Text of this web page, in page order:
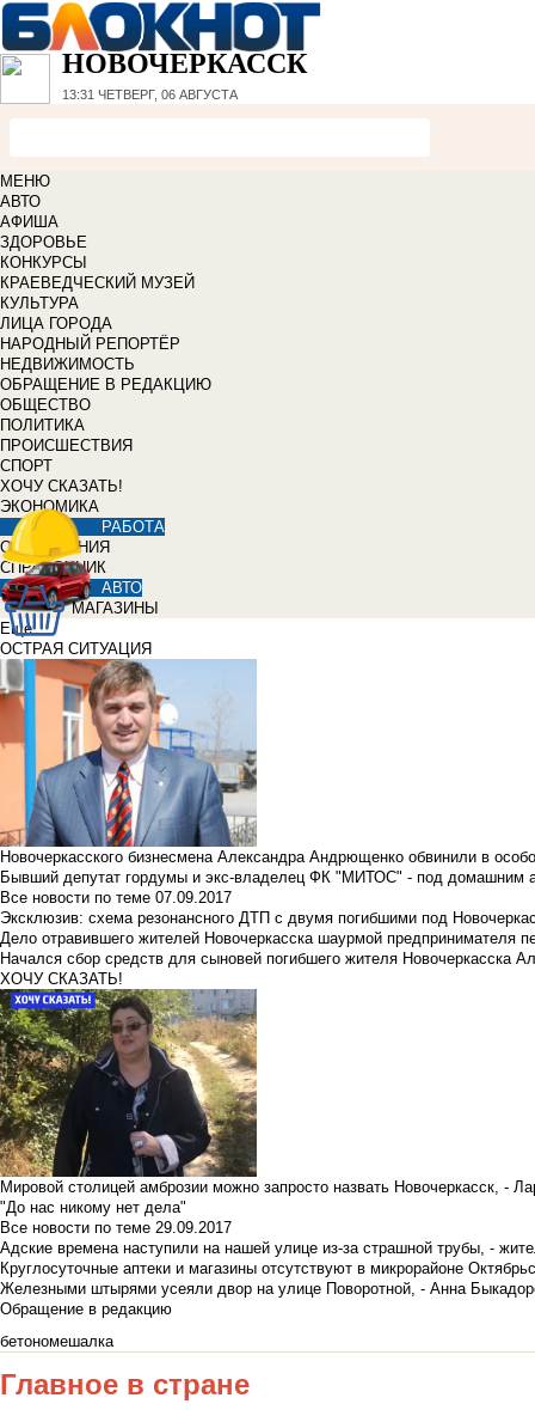
НОВОЧЕРКАССК
13:31 ЧЕТВЕРГ, 06 АВГУСТА
МЕНЮ
АВТО
АФИША
ЗДОРОВЬЕ
КОНКУРСЫ
КРАЕВЕДЧЕСКИЙ МУЗЕЙ
КУЛЬТУРА
ЛИЦА ГОРОДА
НАРОДНЫЙ РЕПОРТЁР
НЕДВИЖИМОСТЬ
ОБРАЩЕНИЕ В РЕДАКЦИЮ
ОБЩЕСТВО
ПОЛИТИКА
ПРОИСШЕСТВИЯ
СПОРТ
ХОЧУ СКАЗАТЬ!
ЭКОНОМИКА
РАБОТА
ОБЪЯВЛЕНИЯ
СПРАВОЧНИК
АВТО
МАГАЗИНЫ
Еще
ОСТРАЯ СИТУАЦИЯ
Новочеркасского бизнесмена Александра Андрющенко обвинили в
Бывший депутат гордумы и экс-владелец ФК "МИТОС" - под домашним
Все новости по теме 07.09.2017
Эксклюзив: схема резонансного ДТП с двумя погибшими под
Дело отравившего жителей Новочеркасска шаурмой предпринимателя
Начался сбор средств для сыновей погибшего жителя Новочеркасска
ХОЧУ СКАЗАТЬ!
Мировой столицей амброзии можно запросто назвать Новочеркасск, -
"До нас никому нет дела"
Все новости по теме 29.09.2017
Адские времена наступили на нашей улице из-за страшной трубы, -
Круглосуточные аптеки и магазины отсутствуют в микрорайоне
Железными штырями усеяли двор на улице Поворотной, - Анна
Обращение в редакцию
бетономешалка
Главное в стране